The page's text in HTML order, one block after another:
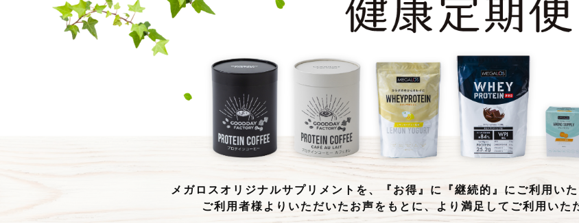
メガロスオリジナルサプリメントを、『お得』に『継続的』にご利用い
ご利用者様よりいただいたお声をもとに、より満足してご利用いた